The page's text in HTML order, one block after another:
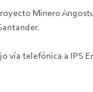
Minero
vía telefónica a